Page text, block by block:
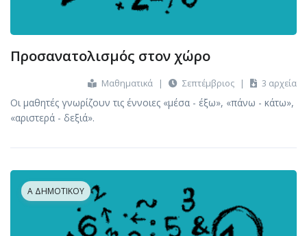
Προσανατολισμός στον χώρο
Μαθηματικά | Σεπτέμβριος | 3 αρχεία
Οι μαθητές γνωρίζουν τις έννοιες «μέσα - έξω», «πάνω - κάτω»,
«αριστερά - δεξιά».
Α ΔΗΜΟΤΙΚΟΎ